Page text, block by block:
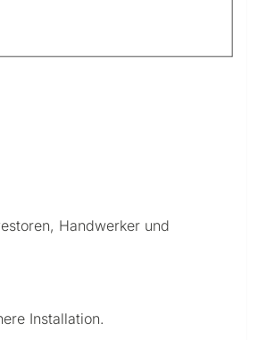
Handwerker und
Installation.